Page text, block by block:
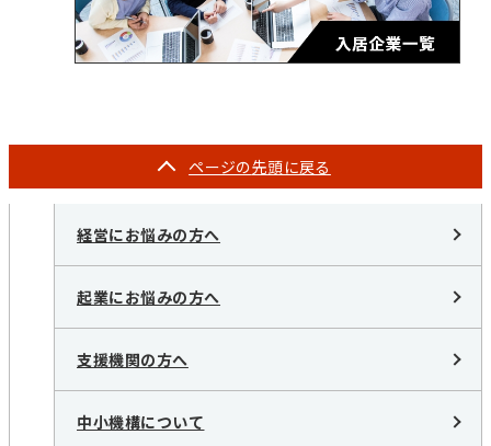
ページの先頭に戻る
経営にお悩みの方へ
起業にお悩みの方へ
支援機関の方へ
中小機構について